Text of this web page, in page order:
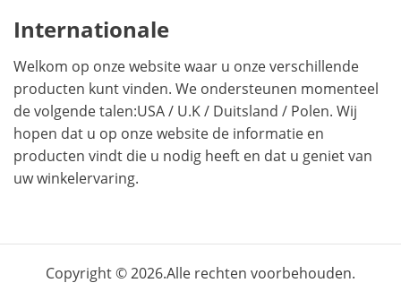
Internationale
Welkom op onze website waar u onze verschillende
producten kunt vinden. We ondersteunen momenteel
de volgende talen:USA/ U.K/ Duitsland / Polen. Wij
hopen dat u op onze website de informatie en
producten vindt die u nodig heeft en dat u geniet van
uw winkelervaring.
Copyright © 2026.Alle rechten voorbehouden.